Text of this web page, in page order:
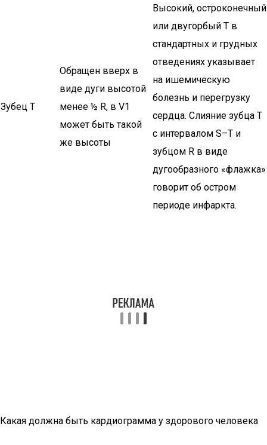
Зубец Т
Обращен вверх в
виде дуги высотой
менее ½ R, в V1
может быть такой
же высоты
Высокий, остроконечный
или двугорбый Т в
стандартных и грудных
отведениях указывает
на ишемическую
болезнь и перегрузку
сердца. Слияние зубца Т
с интервалом S–T и
зубцом R в виде
дугообразного «флажка»
говорит об остром
периоде инфаркта.
Какая должна быть кардиограмма у здорового человека